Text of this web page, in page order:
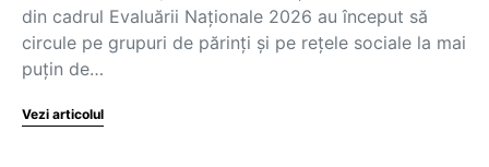
din cadrul Evaluării Naționale 2026 au început să
circule pe grupuri de părinți și pe rețele sociale la mai
puțin de…
Vezi articolul